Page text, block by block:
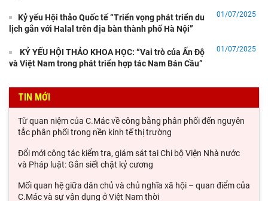
Kỷ yếu Hội thảo Quốc tế “Triển vọng phát triển du
lịch gắn với Halal trên địa bàn thành phố Hà Nội”
01/07/2025
KỶ YẾU HỘI THẢO KHOA HỌC: “Vai trò của Ấn Độ
và Việt Nam trong phát triển hợp tác Nam Bán Cầu”
01/07/2025
TIN MỚI
Đối thoại ICWA – VASS lần thứ 6: Thúc đẩy quan hệ Đối tác
Chiến lược Toàn diện tăng cường Việt Nam
Từ Chính sách "Hướng Nam mới" và "Hành động hướng Đông"
đến hợp tác công nghệ bán dẫn Đài Loan - Ấn
Ngoại giao văn hóa của Ấn Độ tại Việt Nam dưới thời Thủ
tướng Narendra Modi (2014 – 2026).
Từ quan niệm của C.Mác về công bằng phân phối đến nguyên
tắc phân phối trong nền kinh tế thị trường
Đổi mới công tác kiểm tra, giám sát tại Chi bộ Viện Nhà nước
và Pháp luật: Gắn siết chặt kỷ cương
Mối quan hệ giữa dân chủ và chủ nghĩa xã hội – quan điểm của
C.Mác và sự vận dụng ở Việt Nam thời